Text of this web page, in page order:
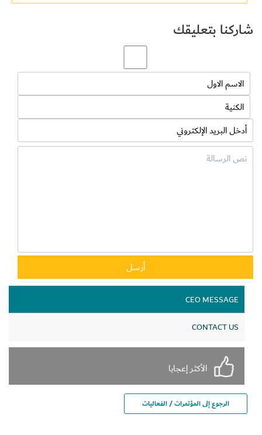
شاركنا بتعليقك
CEO MESSAGE
CONTACT US
الأكثر إعجابا
الرجوع إلى المؤتمرات / الفعاليات